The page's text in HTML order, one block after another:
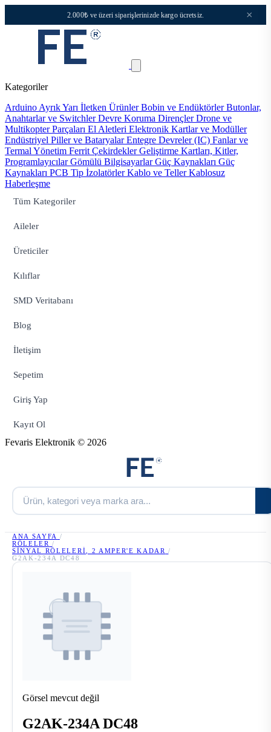
2.000₺ ve üzeri siparişlerinizde kargo ücretsiz. ×
Kategoriler
Arduino Ayrık Yarı İletken ÜrünlerBobin ve EndüktörlerButonlar,
Anahtarlar ve SwitchlerDevre Koruma DirençlerDrone ve
Multikopter Parçaları El Aletleri Elektronik Kartlar ve Modüller
Endüstriyel Piller ve BataryalarEntegre Devreler (IC) Fanlar ve
Termal Yönetim Ferrit ÇekirdeklerGeliştirme Kartları, Kitler,
ProgramlayıcılarGömülü BilgisayarlarGüç Kaynakları Güç
Kaynakları PCB Tip İzolatörlerKablo ve TellerKablosuz
Haberleşme
Tüm Kategoriler
Aileler
Üreticiler
Kılıflar
SMD Veritabanı
Blog
İletişim
Sepetim
Giriş Yap
Kayıt Ol
Fevaris Elektronik © 2026
ANA SAYFA /
RÖLELER
/
SINYAL RÖLELERI, 2 AMPER'E KADAR
/
G2AK-234A DC48
Görsel mevcut değil
G2AK-234A DC48